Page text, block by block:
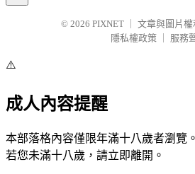
© 2026 PIXNET
文章與圖片
隱私權政策
服務
⚠️
成人內容提醒
本部落格內容僅限年滿十八歲者瀏覽。
若您未滿十八歲，請立即離開。